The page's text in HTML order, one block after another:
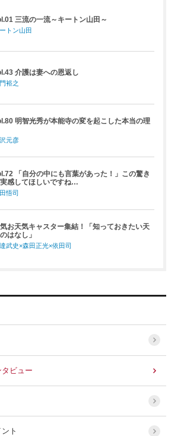
三流の一流～キートン山田～
トン山田
介護は妻への恩返し
裕之
明智光秀が本能寺の変を起こした本当の理
元彦
「自分の中にも言葉があった！」この驚き
感してほしいですね…
悟司
気お天気キャスター集結！「知っておきたい天
はなし」
武史×森田正光×依田司
ビュー
ト